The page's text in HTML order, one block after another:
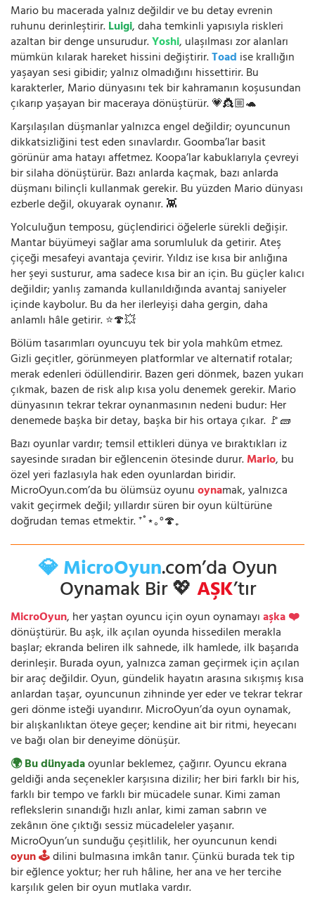
Mario bu macerada yalnız değildir ve bu detay evrenin
ruhunu derinleştirir.Luigi, daha temkinli yapısıyla riskleri
azaltan bir denge unsurudur.Yoshi, ulaşılması zor alanları
mümkün kılarak hareket hissini değiştirir.Toad ise krallığın
yaşayan sesi gibidir; yalnız olmadığını hissettirir. Bu
karakterler, Mario dünyasını tek bir kahramanın koşusundan
çıkarıp yaşayan bir maceraya dönüştürür. 💗👸🏼🐢
Karşılaşılan düşmanlar yalnızca engel değildir; oyuncunun
dikkatsizliğini test eden sınavlardır. Goomba’lar basit
görünür ama hatayı affetmez. Koopa’lar kabuklarıyla çevreyi
bir silaha dönüştürür. Bazı anlarda kaçmak, bazı anlarda
düşmanı bilinçli kullanmak gerekir. Bu yüzden Mario dünyası
ezberle değil, okuyarak oynanır. 👾
Yolculuğun temposu, güçlendirici öğelerle sürekli değişir.
Mantar büyümeyi sağlar ama sorumluluk da getirir. Ateş
çiçeği mesafeyi avantaja çevirir. Yıldız ise kısa bir anlığına
her şeyi susturur, ama sadece kısa bir an için. Bu güçler kalıcı
değildir; yanlış zamanda kullanıldığında avantaj saniyeler
içinde kaybolur. Bu da her ilerleyişi daha gergin, daha
anlamlı hâle getirir. ⭐🍄💥
Bölüm tasarımları oyuncuyu tek bir yola mahkûm etmez.
Gizli geçitler, görünmeyen platformlar ve alternatif rotalar;
merak edenleri ödüllendirir. Bazen geri dönmek, bazen yukarı
çıkmak, bazen de risk alıp kısa yolu denemek gerekir. Mario
dünyasının tekrar tekrar oynanmasının nedeni budur: Her
denemede başka bir detay, başka bir his ortaya çıkar. 🚩🧱
Bazı oyunlar vardır; temsil ettikleri dünya ve bıraktıkları iz
sayesinde sıradan bir eğlencenin ötesinde durur.Mario, bu
özel yeri fazlasıyla hak eden oyunlardan biridir.
MicroOyun.com’da bu ölümsüz oyunuoynamak, yalnızca
vakit geçirmek değil; yıllardır süren bir oyun kültürüne
doğrudan temas etmektir. ⁺˚⋆｡°🍄₊
💎 MicroOyun.com’da Oyun
Oynamak Bir 💖AŞK’tır
MicroOyun, her yaştan oyuncu için oyun oynamayıaşka ❤️
dönüştürür. Bu aşk, ilk açılan oyunda hissedilen merakla
başlar; ekranda beliren ilk sahnede, ilk hamlede, ilk başarıda
derinleşir. Burada oyun, yalnızca zaman geçirmek için açılan
bir araç değildir. Oyun, gündelik hayatın arasına sıkışmış kısa
anlardan taşar, oyuncunun zihninde yer eder ve tekrar tekrar
geri dönme isteği uyandırır. MicroOyun’da oyun oynamak,
bir alışkanlıktan öteye geçer; kendine ait bir ritmi, heyecanı
ve bağı olan bir deneyime dönüşür.
🌍 Bu dünyadaoyunlar beklemez, çağırır. Oyuncu ekrana
geldiği anda seçenekler karşısına dizilir; her biri farklı bir his,
farklı bir tempo ve farklı bir mücadele sunar. Kimi zaman
reflekslerin sınandığı hızlı anlar, kimi zaman sabrın ve
zekânın öne çıktığı sessiz mücadeleler yaşanır.
MicroOyun’un sunduğu çeşitlilik, her oyuncunun kendi
oyun 🕹️dilini bulmasına imkân tanır. Çünkü burada tek tip
bir eğlence yoktur; her ruh hâline, her ana ve her tercihe
karşılık gelen bir oyun mutlaka vardır.